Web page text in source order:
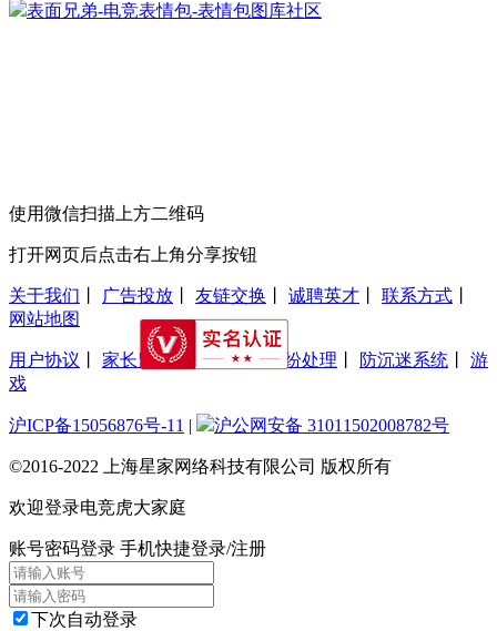
表面兄弟-电竞表情包-表情包图库社区
使用微信扫描上方二维码
打开网页后点击右上角分享按钮
关于我们 广告投放 友链交换 诚聘英才 联系方式
网站地图
用户协议 家长监护工程丨 交易纠纷处理 防沉迷系统
游
戏
沪ICP备15056876号-11 | 沪公网安备 31011502008782号
©2016-2022 上海星家网络科技有限公司 版权所有
欢迎登录电竞虎大家庭
账号密码登录 手机快捷登录/注册
下次自动登录